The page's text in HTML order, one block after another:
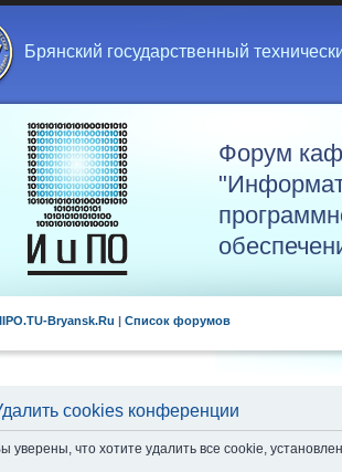
Брянский государственный
Форум
IIPO.TU-Bryansk.Ru | Список форумов
cookies конференции
уверены, что хотите удалить все cookie,